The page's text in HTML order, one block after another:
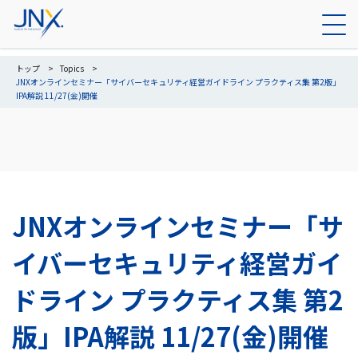
トップ
Topics
JNXオンラインセミナー「サイバーセキュリティ経営ガイドライン プラクティス集 第2版」
IPA解説 11/27(金)開催
JNXオンラインセミナー「サ
イバーセキュリティ経営ガイ
ドライン プラクティス集 第2
版」IPA解説 11/27(金)開催